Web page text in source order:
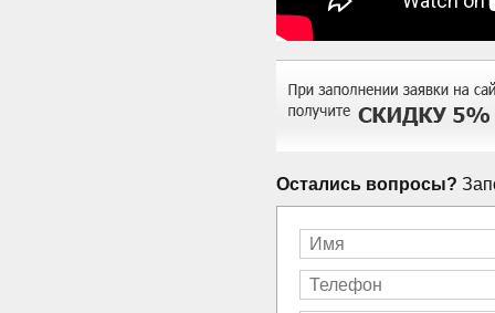
Остались вопросы?